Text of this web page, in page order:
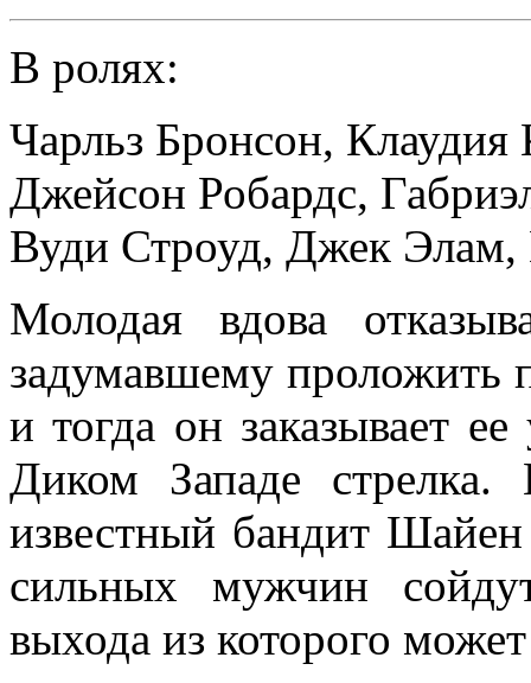
В ролях:
Чарльз Бронсон, Клаудия
Джейсон Робардс,
Вуди Строуд, Джек Элам,
Молодая вдова
задумавшему проложить
и тогда он заказывает
Диком Западе
известный бандит
сильных мужчин
выхода из которого